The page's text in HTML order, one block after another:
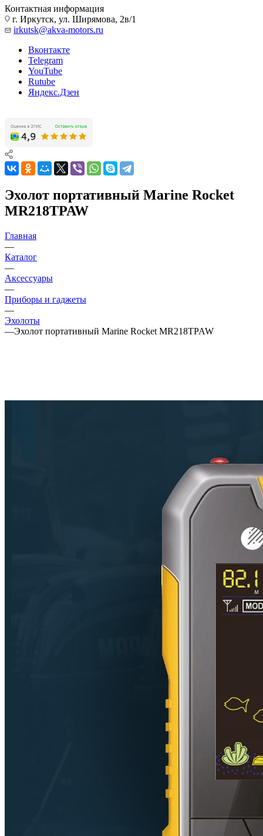
Контактная информация
г. Иркутск, ул. Ширямова, 2в/1
irkutsk@akva-motors.ru
Вконтакте
Telegram
YouTube
Rutube
Яндекс.Дзен
Эхолот портативный Marine Rocket
MR218TPAW
Главная
—
Каталог
—
Аксессуары
—
Приборы и гаджеты
—
Эхолоты
—Эхолот портативный Marine Rocket MR218TPAW